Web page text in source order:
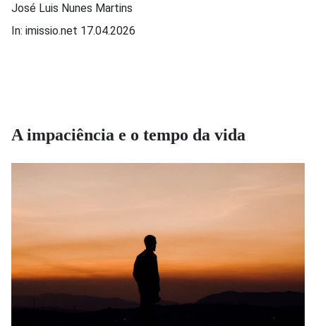
José Luis Nunes Martins
In: imissio.net 17.04.2026
A impaciência e o tempo da vida